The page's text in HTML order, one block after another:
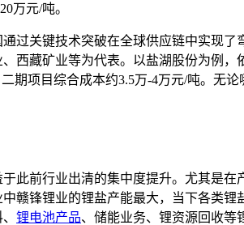
万元/吨。
过关键技术突破在全球供应链中实现
西藏矿业等为代表。以盐湖股份为例
期项目综合成本约3.5万-4万元/吨。无
此前行业出清的集中度提升。尤其是
赣锋锂业的锂盐产能最大，当下各类
锂电池产品、储能业务、锂资源回收等